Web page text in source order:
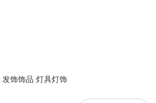
饰饰品 灯具灯饰